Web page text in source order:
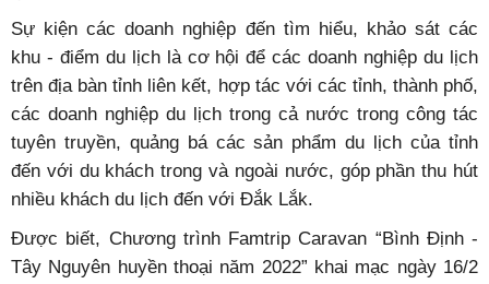
Sự kiện các doanh nghiệp đến tìm hiểu, khảo sát các
khu - điểm du lịch là cơ hội để các doanh nghiệp du lịch
trên địa bàn tỉnh liên kết, hợp tác với các tỉnh, thành phố,
các doanh nghiệp du lịch trong cả nước trong công tác
tuyên truyền, quảng bá các sản phẩm du lịch của tỉnh
đến với du khách trong và ngoài nước, góp phần thu hút
nhiều khách du lịch đến với Đắk Lắk.
Được biết, Chương trình Famtrip Caravan “Bình Định -
Tây Nguyên huyền thoại năm 2022” khai mạc ngày 16/2